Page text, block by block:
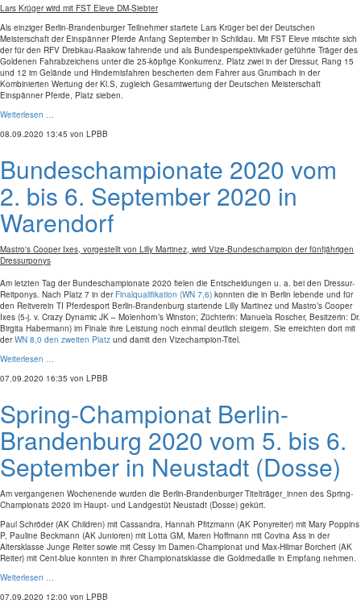
Lars Krüger wird mit FST Eleve DM-Siebter
Als einziger Berlin-Brandenburger Teilnehmer startete Lars Krüger bei der Deutschen
Meisterschaft der Einspänner Pferde Anfang September in Schildau. Mit FST Eleve mischte sich
der für den RFV Drebkau-Raakow fahrende und als Bundesperspektivkader geführte Träger des
Goldenen Fahrabzeichens unter die 25-köpfige Konkurrenz. Platz zwei in der Dressur, Rang 15
und 12 im Gelände und Hindernisfahren bescherten dem Fahrer aus Grumbach in der
Kombinierten Wertung der Kl.S, zugleich Gesamtwertung der Deutschen Meisterschaft
Einspänner Pferde, Platz sieben.
Weiterlesen …
08.09.2020 13:45 von LPBB
Bundeschampionate 2020 vom
2. bis 6. September 2020 in
Warendorf
Mastro's Cooper Ixes, vorgestellt von Lilly Martinez, wird Vize-Bundeschampion der fünfjährigen
Dressurponys
Am letzten Tag der Bundeschampionate 2020 fielen die Entscheidungen u. a. bei den Dressur-
Reitponys. Nach Platz 7 in der Finalqualifikation (WN 7,6) konnten die in Berlin lebende und für
den Reitverein TI Pferdesport Berlin-Brandenburg startende Lilly Martinez und Mastro’s Cooper
Ixes (5-j. v. Crazy Dynamic JK – Molenhorn’s Winston; Züchterin: Manuela Roscher, Besitzerin: Dr.
Birgita Habermann) im Finale ihre Leistung noch einmal deutlich steigern. Sie erreichten dort mit
derWN 8,0 den zweiten Platz und damit den Vizechampion-Titel.
Weiterlesen …
07.09.2020 16:35 von LPBB
Spring-Championat Berlin-
Brandenburg 2020 vom 5. bis 6.
September in Neustadt (Dosse)
Am vergangenen Wochenende wurden die Berlin-Brandenburger Titelträger_innen des Spring-
Championats 2020 im Haupt- und Landgestüt Neustadt (Dosse) gekürt.
Paul Schröder (AK Children) mit Cassandra, Hannah Pfitzmann (AK Ponyreiter) mit Mary Poppins
P, Pauline Beckmann (AK Junioren) mit Lotta GM, Maren Hoffmann mit Covina Ass in der
Altersklasse Junge Reiter sowie mit Cessy im Damen-Championat und Max-Hilmar Borchert (AK
Reiter) mit Cent-blue konnten in ihrer Championatsklasse die Goldmedaille in Empfang nehmen.
Weiterlesen …
07.09.2020 12:00 von LPBB